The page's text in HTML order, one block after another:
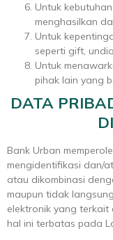
Untuk
menghasilkan
Untuk
seperti gift,
Untuk
pihak lain yang
DATA
Bank Urban
mengidentifikasi dan/
atau dikombinasi
maupun tidak
elektronik yang
hal ini terbatas pada